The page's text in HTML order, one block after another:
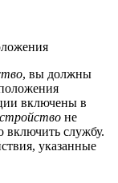
, вы должны
включены в
не
включить службу.
указанные